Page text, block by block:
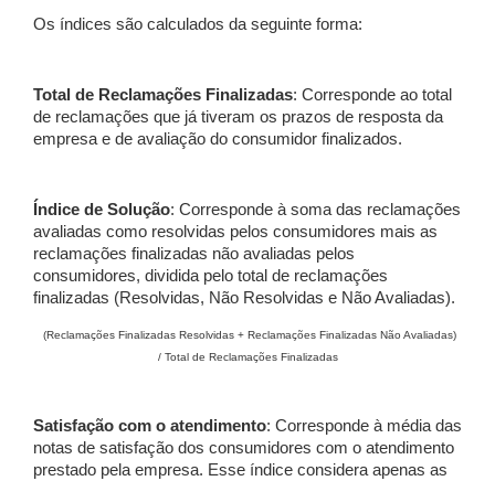
Os índices são calculados da seguinte forma:
Total de Reclamações Finalizadas: Corresponde ao total
de reclamações que já tiveram os prazos de resposta da
empresa e de avaliação do consumidor finalizados.
Índice de Solução: Corresponde à soma das reclamações
avaliadas como resolvidas pelos consumidores mais as
reclamações finalizadas não avaliadas pelos
consumidores, dividida pelo total de reclamações
finalizadas (Resolvidas, Não Resolvidas e Não Avaliadas).
(Reclamações Finalizadas Resolvidas + Reclamações Finalizadas Não Avaliadas)
/ Total de Reclamações Finalizadas
Satisfação com o atendimento: Corresponde à média das
notas de satisfação dos consumidores com o atendimento
prestado pela empresa. Esse índice considera apenas as